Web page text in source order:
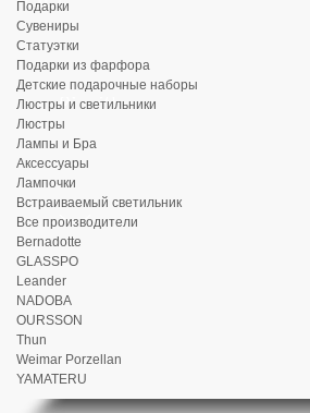
Подарки
Сувениры
Статуэтки
Подарки из фарфора
Детские подарочные наборы
Люстры и светильники
Люстры
Лампы и Бра
Аксессуары
Лампочки
Встраиваемый светильник
Все производители
Bernadotte
GLASSPO
Leander
NADOBA
OURSSON
Thun
Weimar Porzellan
YAMATERU